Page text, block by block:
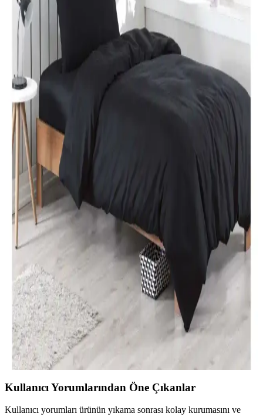
Bu karşılaştırmada Özdilek Colormix ve Valoroso nevresim
takımlarının kumaş özellikleri, tasarım ve kullanıcı yorumları detaylı
inceleniyor.
Taç Lisanslı Kuromi Temalı Tek Kişilik Pamuklu
Nevresim Takımı Detayları
%100 pamuklu Kuromi nevresim takımı, genç ve dinamik
tasarımıyla rahatlık ve şıklığı bir arada sunar. Yüksek kalite malzeme
ve pratik kullanım özellikleriyle ideal yatak odası seçeneği.
Karaca Home Nevresim Takımları Karşılaştırması:
Malzeme, Tasarım ve Kullanıcı Yorumları
İki farklı Karaca Home nevresim takımı detaylı karşılaştırmasıyla
malzeme, tasarım ve kullanıcı yorumlarını keşfedin. Konfor ve
estetik açısından önemli bilgiler içerir.
Özdilek Tek Kişilik Nevresim Takımları: Konfor ve
Şıklık Sunan Seçenekler
Özdilek'in çeşitli tasarımlarıyla, konfor ve şıklığı bir arada sunan tek
kişilik nevresim takımları, kaliteli kumaşlar ve uygun fiyat
seçenekleriyle odanızı yenilemenize yardımcı olur.
Modern Yatak Odası Dekorasyonunda Siyah Tek
Kişilik Nevresim Takımı Seçenekleri ve İpuçları
Modern yatak odalarında siyah tek kişilik nevresim takımları, şıklık
ve fonksiyonelliği bir arada sunar. Kaliteli malzeme ve doğru bakım
ile uzun ömür sağlar, dekorasyona şıklık katar.
Kullanıcı Yorumlarından Öne Çıkanlar
Kullanıcı yorumları ürünün yıkama sonrası kolay kurumasını ve